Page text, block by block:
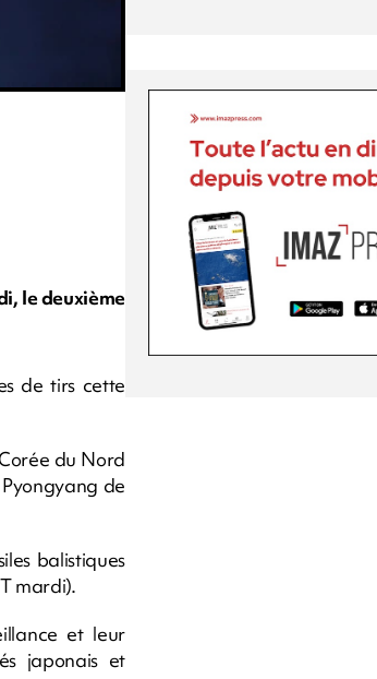
le deuxième
de tirs cette
du Nord
de
balistiques
mardi).
et leur
japonais et